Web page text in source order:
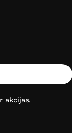
akcijas.